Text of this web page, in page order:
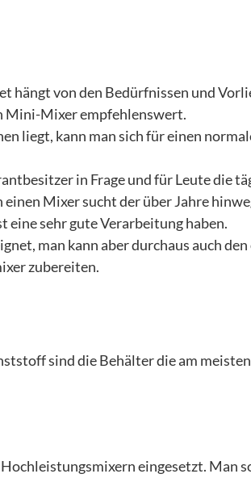
hängt von den Bedürfnissen und
Mini-Mixer empfehlenswert.
liegt, kann man sich für einen
in Frage und für Leute die
Mixer sucht der über Jahre
sehr gute Verarbeitung haben.
man kann aber durchaus auch
zubereiten.
sind die Behälter die am
eingesetzt. Man